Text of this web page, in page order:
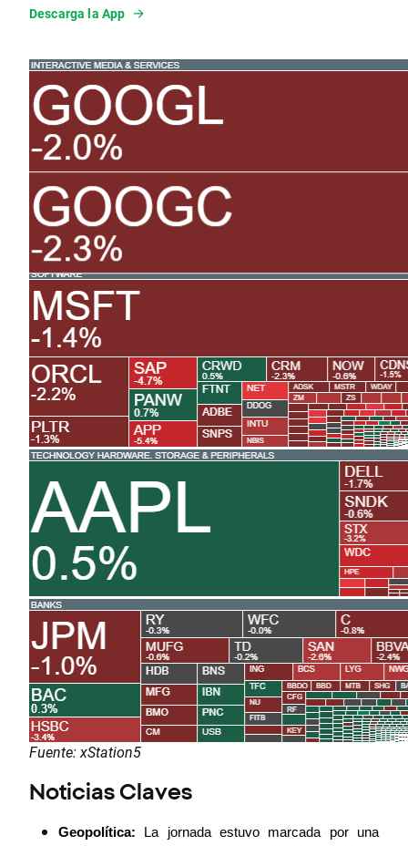
Descarga la App
Fuente: xStation5
Noticias Claves
Geopolítica:
La jornada estuvo marcada por una